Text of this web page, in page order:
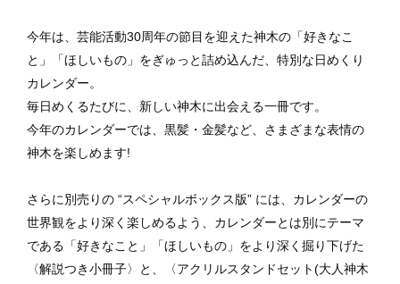
今年は、芸能活動30周年の節目を迎えた神木の「好きなこ
と」「ほしいもの」をぎゅっと詰め込んだ、特別な日めくり
カレンダー。
毎日めくるたびに、新しい神木に出会える一冊です。
今年のカレンダーでは、黒髪・金髪など、さまざまな表情の
神木を楽しめます!
さらに別売りの “スペシャルボックス版” には、カレンダーの
世界観をより深く楽しめるよう、カレンダーとは別にテーマ
である「好きなこと」「ほしいもの」をより深く掘り下げた
〈解説つき小冊子〉と、〈アクリルスタンドセット(大人神木